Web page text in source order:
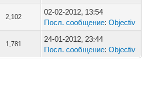
2,102
02-02-2012, 13:54
Посл. сообщение: Objectiv
1,781
24-01-2012, 23:44
Посл. сообщение: Objectiv